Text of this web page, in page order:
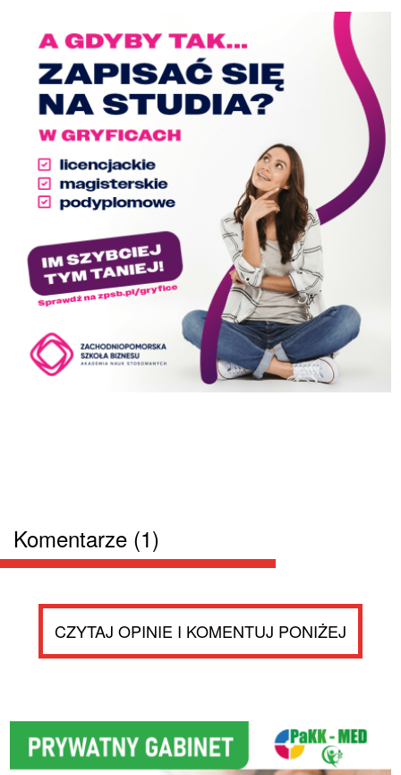
Komentarze (1)
CZYTAJ OPINIE I KOMENTUJ PONIŻEJ